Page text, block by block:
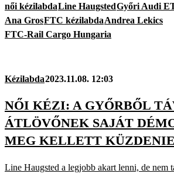
női kézilabdaLine HaugstedGyőri Audi
Ana GrosFTC kézilabdaAndrea Lekics
FTC-Rail Cargo Hungaria
Kézilabda2023.11.08. 12:03
NŐI KÉZI: A GYŐRBŐL
ÁTLÖVŐNEK SAJÁT
MEG KELLETT KÜZDENIE
Line Haugsted a legjobb akart lenni, de nem